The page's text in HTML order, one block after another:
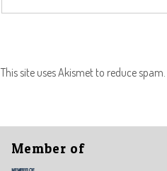
This site uses Akismet to reduce spam.
Member of